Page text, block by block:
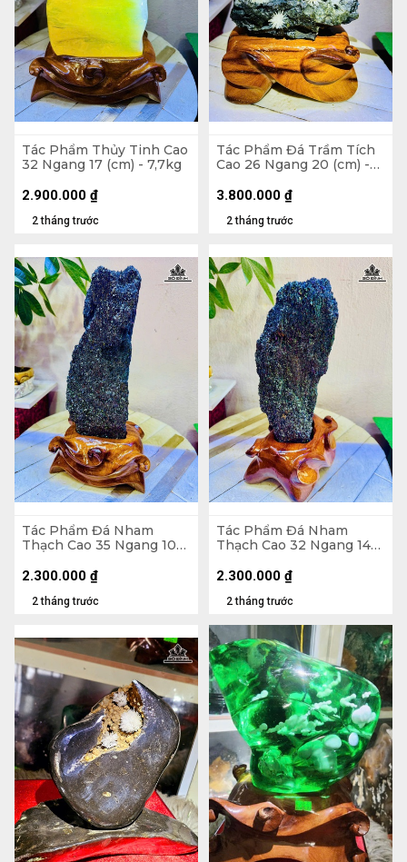
Tác Phẩm Thủy Tinh Cao
32 Ngang 17 (cm) - 7,7kg
2 tháng trước
2.900.000 ₫
Tác Phẩm Đá Trầm Tích
Cao 26 Ngang 20 (cm) -
2 tháng trước
3.800.000 ₫
Tác Phẩm Đá Nham
Thạch Cao 35 Ngang 10
2 tháng trước
2.300.000 ₫
Tác Phẩm Đá Nham
Thạch Cao 32 Ngang 14
2 tháng trước
2.300.000 ₫